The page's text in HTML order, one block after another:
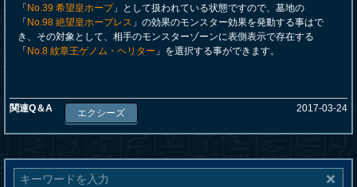
「 No.39 希望皇ホープ」として扱われている状態ですので、墓地の
「 No.98 絶望皇ホープレス 」の効果のモンスター効果を発動する事はで
き、その対象として、相手のモンスターゾーンに表側表示で存在する
「 No.8 紋章王ゲノム・ヘリター 」を選択する事ができます。
関連Q＆A エクシーズ 2017-03-24